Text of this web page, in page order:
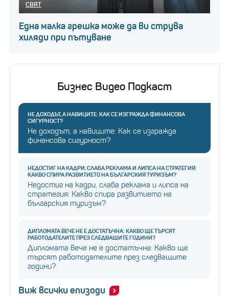
СВЯТ
Една малка грешка може да ви струва
хиляди при пътуване
Бизнес Видео Подкаст
НЕ ДОХОДЪТ, А НАВИЦИТЕ: КАК СЕ ИЗГРАЖДА ФИНАНСОВА
СИГУРНОСТ?
Не доходът, а навиците: Как се изгражда
финансова сигурност?
НЕДОСТИГ НА КАДРИ, СЛАБА РЕКЛАМА И ЛИПСА НА СТРАТЕГИЯ:
КАКВО СПИРА РАЗВИТИЕТО НА БЪЛГАРСКИЯ ТУРИЗЪМ?
Недостиг на кадри, слаба реклама и липса на
стратегия: Какво спира развитието на
българския туризъм?
ДИПЛОМАТА ВЕЧЕ НЕ Е ДОСТАТЪЧНА: КАКВО ЩЕ ТЪРСЯТ
РАБОТОДАТЕЛИТЕ ПРЕЗ СЛЕДВАЩИТЕ ГОДИНИ?
Дипломата вече не е достатъчна: Какво ще
търсят работодателите през следващите
години?
Виж всички епизоди